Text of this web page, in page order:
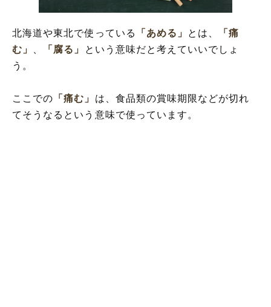
北海道や東北で使っている 「あめる」 とは、
「痛
む」
「腐る」
という意味だと考えていいでしょ
う。
ここでの 「痛む」 は、食品類の賞味期限などが切れ
てそうなるという意味で使っています。